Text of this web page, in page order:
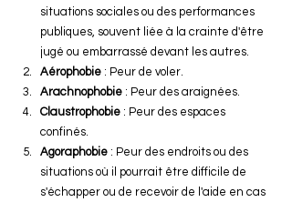
situations sociales ou des performances
publiques, souvent liée à la crainte d'être
jugé ou embarrassé devant les autres.
Aérophobie : Peur de voler.
Arachnophobie : Peur des araignées.
Claustrophobie : Peur des espaces
confinés.
Agoraphobie : Peur des endroits ou des
situations où il pourrait être difficile de
s'échapper ou de recevoir de l'aide en cas